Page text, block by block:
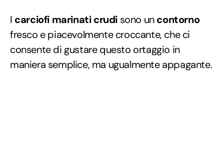
I carciofi marinati crudi sono uncontorno
fresco e piacevolmente croccante, che ci
consente di gustare questo ortaggio in
maniera semplice, ma ugualmente appagante.